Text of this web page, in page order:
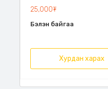
25,000₮
Бэлэн байгаа
Хурдан харах